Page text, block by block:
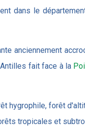
dans le
anciennement
fait face à la
forêt
tropicales et